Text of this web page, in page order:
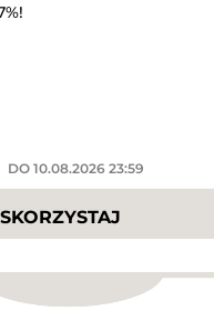
DO 10.08.2026 23:59
SKORZYSTAJ